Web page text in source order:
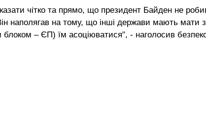
чітко та прямо, що президент Байден не
наполягав на тому, що інші держави мають мати
блоком – ЄП) їм асоціюватися", - наголосив